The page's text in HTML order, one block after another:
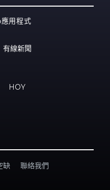
應用程式
有線新聞
HOY
缺 聯絡我們